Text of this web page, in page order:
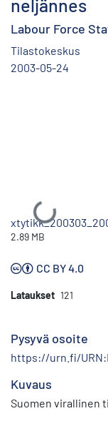
neljännes
Labour Force
Tilastokeskus
2003-05-24
Ladataan...
2.89 MB
CC BY 4.0
Lataukset 121
Pysyvä osoite
https://urn.fi/
Kuvaus
Suomen virallinen